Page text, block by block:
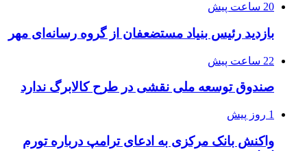
20 ساعت پیش
بازدید رئیس بنیاد مستضعفان از گروه رسانه‌ای مهر
22 ساعت پیش
صندوق توسعه ملی نقشی در طرح کالابرگ ندارد
1 روز پیش
واکنش بانک مرکزی به ادعای ترامپ درباره تورم